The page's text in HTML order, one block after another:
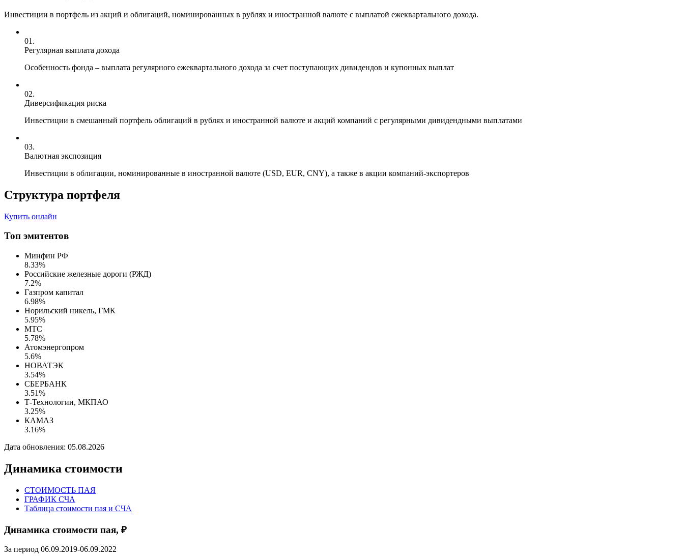
Инвестиции в портфель из акций и облигаций, номинированных в рублях и иностранной валюте с выплатой ежеквартального дохода.
01.
Регулярная выплата дохода
Особенность фонда – выплата регулярного ежеквартального дохода за счет поступающих дивидендов и купонных выплат
02.
Диверсификация риска
Инвестиции в смешанный портфель облигаций в рублях и иностранной валюте и акций компаний с регулярными дивидендными выплатами
03.
Валютная экспозиция
Инвестиции в облигации, номинированные в иностранной валюте (USD, EUR, CNY), а также в акции компаний-экспортеров
Структура портфеля
Купить онлайн
Топ эмитентов
Минфин РФ
8.33%
Российские железные дороги (РЖД)
7.2%
Газпром капитал
6.98%
Норильский никель, ГМК
5.95%
МТС
5.78%
Атомэнергопром
5.6%
НОВАТЭК
3.54%
СБЕРБАНК
3.51%
Т-Технологии, МКПАО
3.25%
КАМАЗ
3.16%
Дата обновления: 05.08.2026
Динамика стоимости
СТОИМОСТЬ ПАЯ
ГРАФИК СЧА
Таблица стоимости пая и СЧА
Динамика стоимости пая, ₽
За период 06.09.2019-06.09.2022